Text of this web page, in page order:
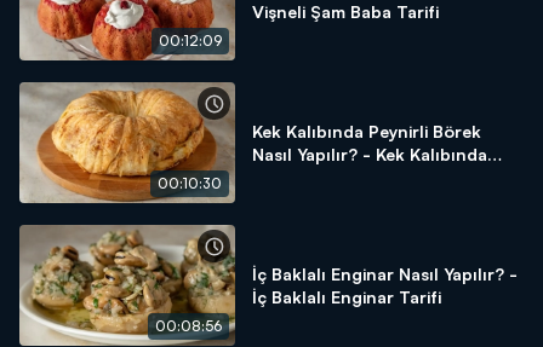
00:12:09
Vişneli Şam Baba Tarifi
00:10:30
Kek Kalıbında Peynirli Börek
Nasıl Yapılır? - Kek Kalıbında
00:08:56
İç Baklalı Enginar Nasıl Yapılır? -
İç Baklalı Enginar Tarifi